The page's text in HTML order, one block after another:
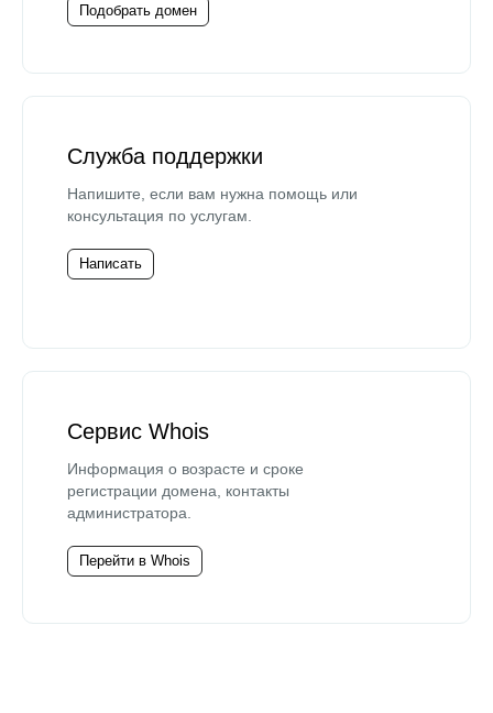
Подобрать домен
Служба поддержки
Напишите, если вам нужна помощь или
консультация по услугам.
Написать
Сервис Whois
Информация о возрасте и сроке
регистрации домена, контакты
администратора.
Перейти в Whois